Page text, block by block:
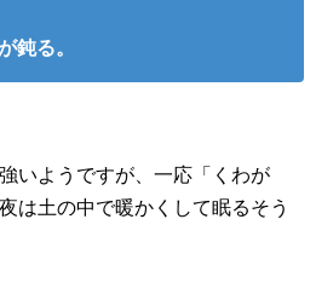
鈍る。
いようですが、一応「くわが
は土の中で暖かくして眠るそう